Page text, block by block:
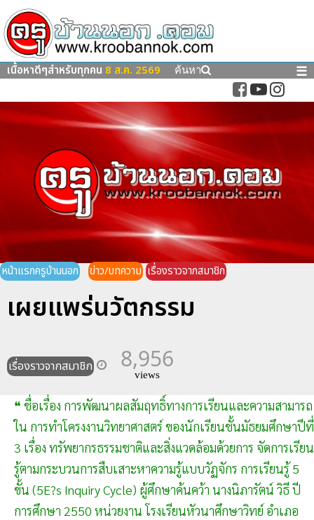
เนื้อหาดีๆสำหรับทุกคน 8 ส.ค. 2569 ค้นหา ☰
หน้าแรกครูบ้านนอก ข่าว/บทความ เรื่องราวจากสมาชิก
เผยแพร่นวัตกรรม
เรื่องราวจากสมาชิก 8,956
views
❝ ชื่อเรื่อง การพัฒนาผลสัมฤทธิ์ทางการเรียนและความสามารถ
ใน การทำโครงงานวิทยาศาสตร์ ของนักเรียนชั้นมัธยมศึกษาปีที่
3 เรื่อง ทรัพยากรธรรมชาติและสิ่งแวดล้อมด้วยการ จัดการเรียน
รู้ตามกระบวนการสืบเสาะหาความรู้แบบวัฏจักร การเรียนรู้ 5
ขั้น (5E?s Inquiry Cycle) ผู้ศึกษาค้นคว้า นางนิภารัตน์ วิธี ปี
การศึกษา 2550 หน่วยงาน โรงเรียนหัวนาศึกษาวิทย์ อำเภอ